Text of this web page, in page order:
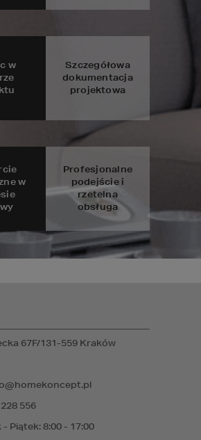
w
Szczegółowa
dokumentacja
projektowa
w
Profesjonalne
podejście i
rzetelna
obsługa
- Piątek: 8:00 - 17:00
556
67F/131-559 Kraków